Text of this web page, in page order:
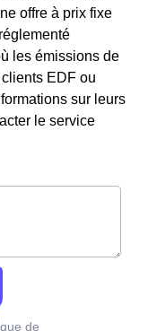
offre à prix fixe
les émissions de
EDF ou
sur leurs
le service
de